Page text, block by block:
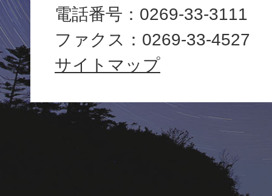
場
Yamanouchi
Town
電話番号：0269-33-3111
ファクス：0269-33-4527
サイトマップ